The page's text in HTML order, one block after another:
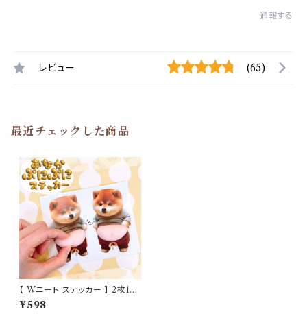
通報する
レビュー (65)
最近チェックした商品
【 Wニート ステッカー 】 2枚1組
柴犬 双子 スウェット 部屋着 ダ
ル着 おなか ぷにぷに 見つめる
¥598